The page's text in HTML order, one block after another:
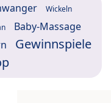
Wickeln
Baby-Massage
Gewinnspiele